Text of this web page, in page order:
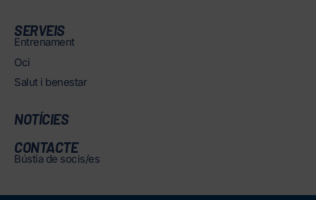
SERVEIS
Entrenament
Oci
Salut i benestar
NOTÍCIES
CONTACTE
Bústia de socis/es